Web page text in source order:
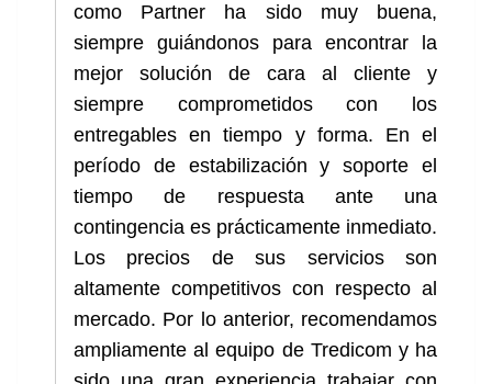
como Partner ha sido muy buena,
siempre guiándonos para encontrar la
mejor solución de cara al cliente y
siempre comprometidos con los
entregables en tiempo y forma. En el
período de estabilización y soporte el
tiempo de respuesta ante una
contingencia es prácticamente inmediato.
Los precios de sus servicios son
altamente competitivos con respecto al
mercado. Por lo anterior, recomendamos
ampliamente al equipo de Tredicom y ha